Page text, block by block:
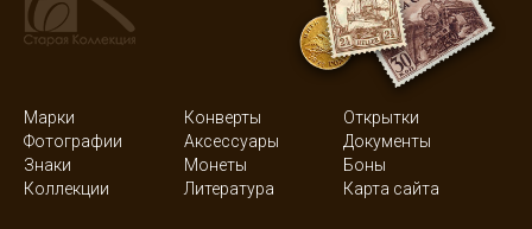
Марки Конверты
Открытки
Фотографии
Аксессуары
Документы
Знаки
Монеты
Боны
Коллекции
Литература Карта сайта